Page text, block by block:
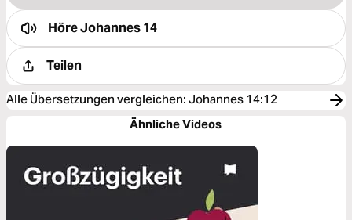
HöreJohannes 14
Teilen
Alle Übersetzungen vergleichen: Johannes 14:12
Ähnliche Videos